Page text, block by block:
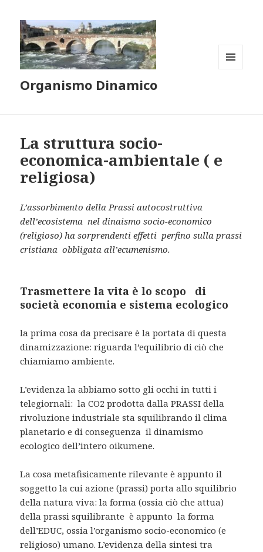
Organismo Dinamico
La struttura socio-
economica-ambientale ( e
religiosa)
L’assorbimento della Prassi autocostruttiva
dell’ecosistema nel dinaismo socio-economico
(religioso) ha sorprendenti effetti perfino sulla prassi
cristiana obbligata all’ecumenismo.
Trasmettere la vita è lo scopo di
società economia e sistema ecologico
la prima cosa da precisare è la portata di questa
dinamizzazione: riguarda l’equilibrio di ciò che
chiamiamo ambiente.
L’evidenza la abbiamo sotto gli occhi in tutti i
telegiornali: la CO2 prodotta dalla PRASSI della
rivoluzione industriale sta squilibrando il clima
planetario e di conseguenza il dinamismo
ecologico dell’intero oikumene.
La cosa metafisicamente rilevante è appunto il
soggetto la cui azione (prassi) porta allo squilibrio
della natura viva: la forma (ossia ciò che attua)
della prassi squilibrante è appunto la forma
dell’EDUC, ossia l’organismo socio-economico (e
religioso) umano. L’evidenza della sintesi tra